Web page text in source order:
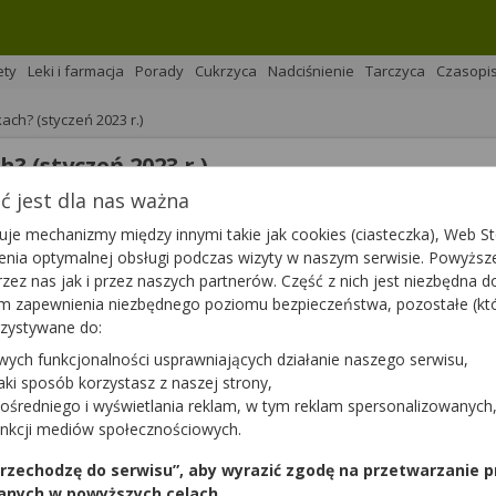
Leki i farmacja Porady Cukrzyca Nadciśnienie Tarczyca
(styczeń 2023 r.)
(styczeń 2023 r.)
leczniczych, środków spożywczych specjalnego
dostępności na terenie naszego kraju.
zmian jest nieco więcej.
Podziel się
jest dla nas ważna
mechanizmy między innymi takie jak cookies (ciasteczka), Web
optymalnej obsługi podczas wizyty w naszym serwisie.
nas jak i przez naszych partnerów. Część z nich jest niezbędna
zapewnienia niezbędnego poziomu bezpieczeństwa, pozostałe
do:
funkcjonalności usprawniających działanie naszego serwisu,
sposób korzystasz z naszej strony,
i wyświetlania reklam, w tym reklam spersonalizowanych,
mediów społecznościowych.
do serwisu”, aby wyrazić zgodę na przetwarzanie